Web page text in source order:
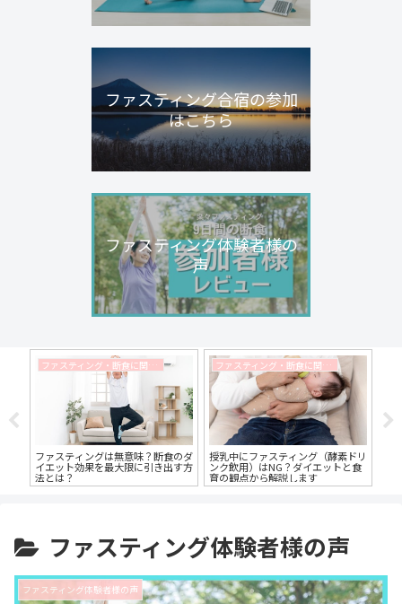
ファスティング合宿の参加
はこちら
ファスティング体験者様の
声
ファスティング・断食に関するコラム
ファスティングは無意味？断食のダ
イエット効果を最大限に引き出す方
法とは？
ファスティング・断食に関するコラム
授乳中にファスティング（酵素ドリ
ンク飲用）はNG？ダイエットと食
育の観点から解説します
ファスティング体験者様の声
ファスティング体験者様の声